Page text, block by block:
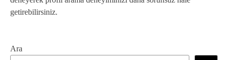
getirebilirsiniz.
Ara